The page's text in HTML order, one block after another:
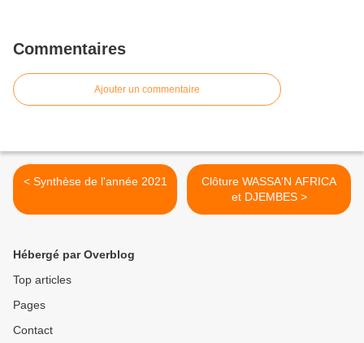
Commentaires
Ajouter un commentaire
< Synthèse de l'année 2021
Clôture WASSA'N AFRICA
et DJEMBES >
Hébergé par Overblog
Top articles
Pages
Contact